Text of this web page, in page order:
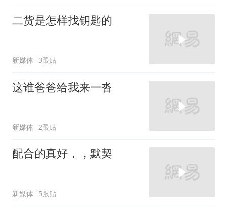
二货是怎样找钥匙的
新媒体 3跟贴
这谁爸爸给我来一沓
新媒体 2跟贴
配合的真好，，默契
新媒体 5跟贴